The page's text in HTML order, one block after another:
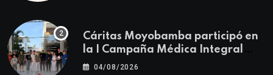
Cáritas Moyobamba participó en
la I Campaña Médica Integral
Gratuita llevando salud y
04/08/2026